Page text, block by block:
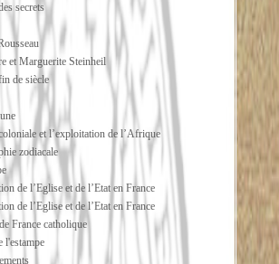
secrets
et Marguerite Steinheil
de siècle
et l’exploitation de l’Afrique
zodiacale
de l’Eglise et de l’Etat en France
de l’Eglise et de l’Etat en France
France catholique
l'estampe